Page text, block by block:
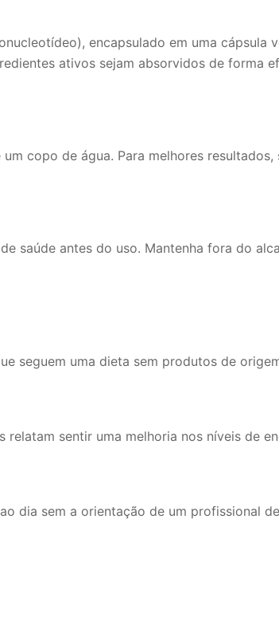
encapsulado em uma
ativos sejam absorvidos de forma
copo de água. Para melhores
saúde antes do uso. Mantenha fora do
seguem uma dieta sem produtos de
sentir uma melhoria nos níveis de
dia sem a orientação de um profissional